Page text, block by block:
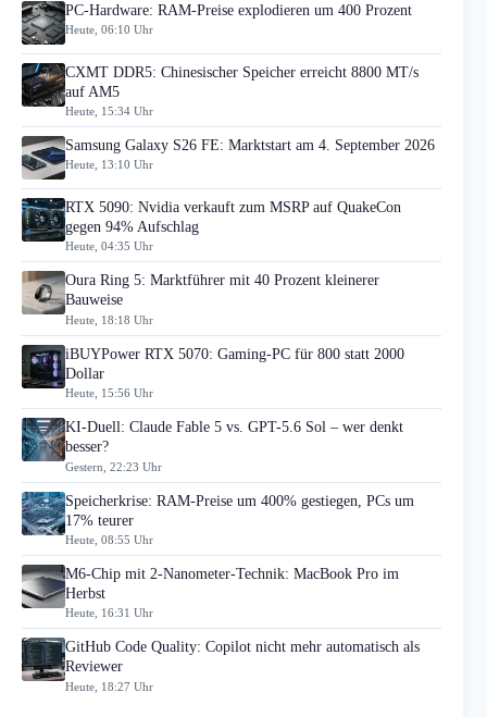
PC-Hardware: RAM-Preise explodieren um 400 Prozent
Heute, 06:10 Uhr
CXMT DDR5: Chinesischer Speicher erreicht 8800 MT/s
auf AM5
Heute, 15:34 Uhr
Samsung Galaxy S26 FE: Marktstart am 4. September 2026
Heute, 13:10 Uhr
RTX 5090: Nvidia verkauft zum MSRP auf QuakeCon
gegen 94% Aufschlag
Heute, 04:35 Uhr
Oura Ring 5: Marktführer mit 40 Prozent kleinerer
Bauweise
Heute, 18:18 Uhr
iBUYPower RTX 5070: Gaming-PC für 800 statt 2000
Dollar
Heute, 15:56 Uhr
KI-Duell: Claude Fable 5 vs. GPT-5.6 Sol – wer denkt
besser?
Gestern, 22:23 Uhr
Speicherkrise: RAM-Preise um 400% gestiegen, PCs um
17% teurer
Heute, 08:55 Uhr
M6-Chip mit 2-Nanometer-Technik: MacBook Pro im
Herbst
Heute, 16:31 Uhr
GitHub Code Quality: Copilot nicht mehr automatisch als
Reviewer
Heute, 18:27 Uhr